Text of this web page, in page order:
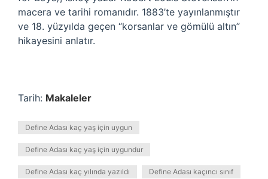
macera ve tarihi romanıdır. 1883’te yayınlanmıştır
ve 18. yüzyılda geçen “korsanlar ve gömülü altın”
hikayesini anlatır.
Tarih: Makaleler
Define Adası kaç yaş için uygun
Define Adası kaç yaş için uygundur
Define Adası kaç yılında yazıldı Define Adası kaçıncı sınıf